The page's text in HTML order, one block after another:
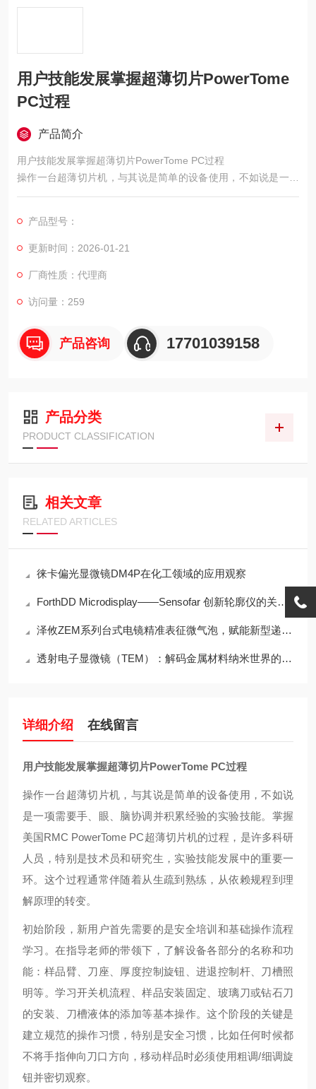
用户技能发展掌握超薄切片PowerTome
PC过程
产品简介
用户技能发展掌握超薄切片PowerTome PC过程
操作一台超薄切片机，与其说是简单的设备使用，不如说是一项
需要手、眼、脑协调并积累经验的实验技能。
产品型号：
更新时间：2026-01-21
厂商性质：代理商
访问量：259
产品咨询 17701039158
产品分类
PRODUCT CLASSIFICATION
相关文章
RELATED ARTICLES
徕卡偏光显微镜DM4P在化工领域的应用观察
ForthDD Microdisplay——Sensofar 创新轮廓仪的关键部件
泽攸ZEM系列台式电镜精准表征微气泡，赋能新型递送系统突破瓶颈
透射电子显微镜（TEM）：解码金属材料纳米世界的核心工具
详细介绍 在线留言
用户技能发展掌握超薄切片PowerTome PC过程
操作一台超薄切片机，与其说是简单的设备使用，不如说
是一项需要手、眼、脑协调并积累经验的实验技能。掌握
美国RMC PowerTome PC超薄切片机的过程，是许多科研
人员，特别是技术员和研究生，实验技能发展中的重要一
环。这个过程通常伴随着从生疏到熟练，从依赖规程到理
解原理的转变。
初始阶段，新用户首先需要的是安全培训和基础操作流程
学习。在指导老师的带领下，了解设备各部分的名称和功
能：样品臂、刀座、厚度控制旋钮、进退控制杆、刀槽照
明等。学习开关机流程、样品安装固定、玻璃刀或钻石刀
的安装、刀槽液体的添加等基本操作。这个阶段的关键是
建立规范的操作习惯，特别是安全习惯，比如任何时候都
不将手指伸向刀口方向，移动样品时必须使用粗调/细调旋
钮并密切观察。